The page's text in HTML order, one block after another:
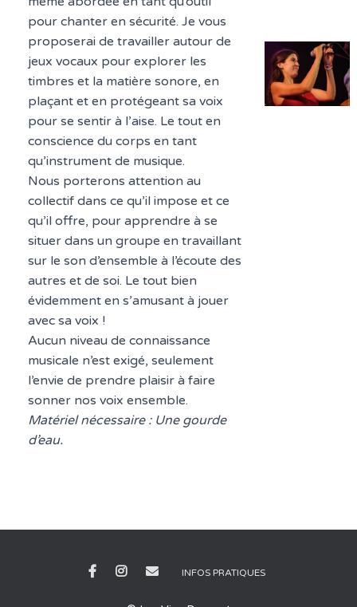
pour chanter en sécurité. Je vous
proposerai de travailler autour de
jeux vocaux pour explorer les
timbres et la matière sonore, en
plaçant et en protégeant sa voix
pour se sentir à l’aise. Le tout en
conscience du corps en tant
qu’instrument de musique.
Nous porterons attention au
collectif dans ce qu’il impose et ce
qu’il offre, pour apprendre à se
situer dans un groupe en travaillant
sur le son d’ensemble à l’écoute des
autres et de soi. Le tout bien
évidemment en s’amusant à jouer
avec sa voix !
Aucun niveau de connaissance
musicale n’est exigé, seulement
l’envie de prendre plaisir à faire
sonner nos voix ensemble.
Matériel nécessaire : Une gourde
d’eau.
INFOS PRATIQUES